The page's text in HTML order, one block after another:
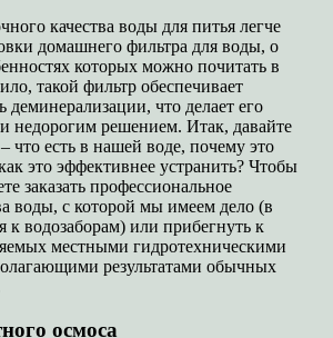
качества воды для питья легче
домашнего фильтра для воды, о
которых можно почитать в
такой фильтр обеспечивает
деминерализации, что делает его
недорогим решением. Итак, давайте
что есть в нашей воде, почему это
это эффективнее устранить? Чтобы
заказать профессиональное
воды, с которой мы имеем дело (в
к водозаборам) или прибегнуть к
местными гидротехническими
результатами обычных
осмоса